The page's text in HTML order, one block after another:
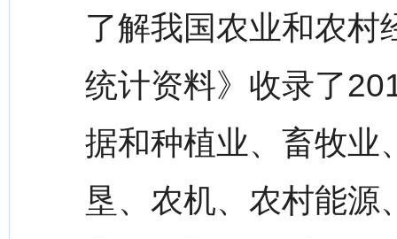
了解我国农业和农村
统计资料》收录了
据和种植业、畜牧业
垦、农机、农村能源